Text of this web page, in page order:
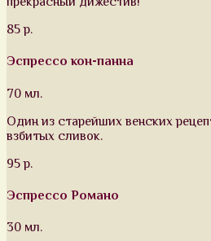
85 р.
Эспрессо кон-панна
70 мл.
Один из старейших венских
взбитых сливок.
95 р.
Эспрессо Романо
30 мл.